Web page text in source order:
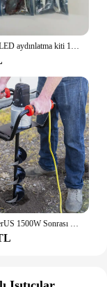
Fikirler için LED aydınlatma kiti 10302 Optimus Prime Autobot yapı taşı tuğla uzaktan kumanda (sadece ışık yok model)
XtremepowerUS 1500W Sonrası Delik Kazıcı Toprak Burgu Delik Kazıcı Elektrikli Burgu Kazma Araçları with6 "Kazma Burgu Ucu Matkap Ucu Seti